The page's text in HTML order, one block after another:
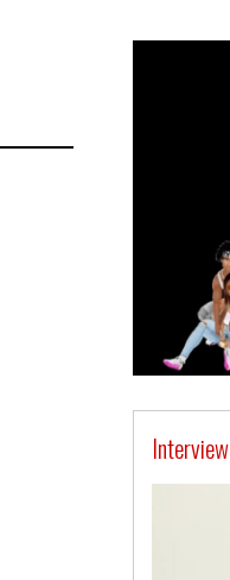
Interview